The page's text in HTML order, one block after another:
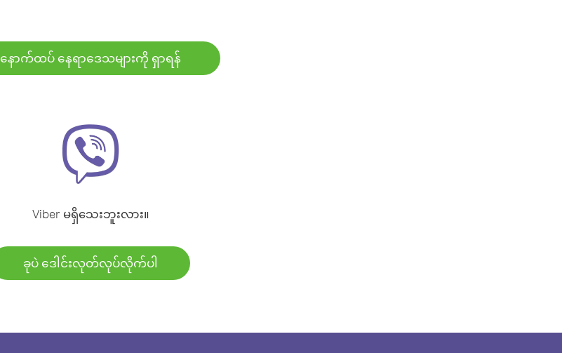
နောက်ထပ် နေရာဒေသများကို ရှာရန်
Viber မရှိသေးဘူးလား။
ခုပဲ ဒေါင်းလုတ်လုပ်လိုက်ပါ